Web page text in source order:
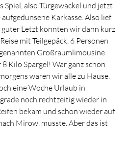
Spiel, also Türgewackel und jetzt
Karkasse. Also lief
Letzt konnten wir dann kurz
mit Teilgepäck, 6 Personen
Großraumlimousine
Kilo Spargel! War ganz schön
waren wir alle zu Hause.
eine Woche Urlaub in
noch rechtzeitig wieder in
bekam und schon wieder auf
Mirow, musste. Aber das ist